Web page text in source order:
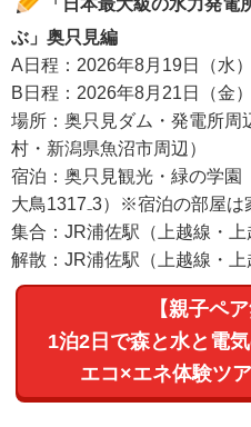
「日本最大級の水力発
ぶ」奥只見編
A日程：2026年8月19日（水
B日程：2026年8月21日（金
場所：奥只見ダム・発電所周
村・新潟県魚沼市周辺）
宿泊：奥只見観光・緑の学園
大鳥1317₋3）※宿泊の部屋は
集合：JR浦佐駅（上越線・
解散：JR浦佐駅（上越線・上
【親子ペ
1泊2日で森と水と電
エコ×エネ体験ツ